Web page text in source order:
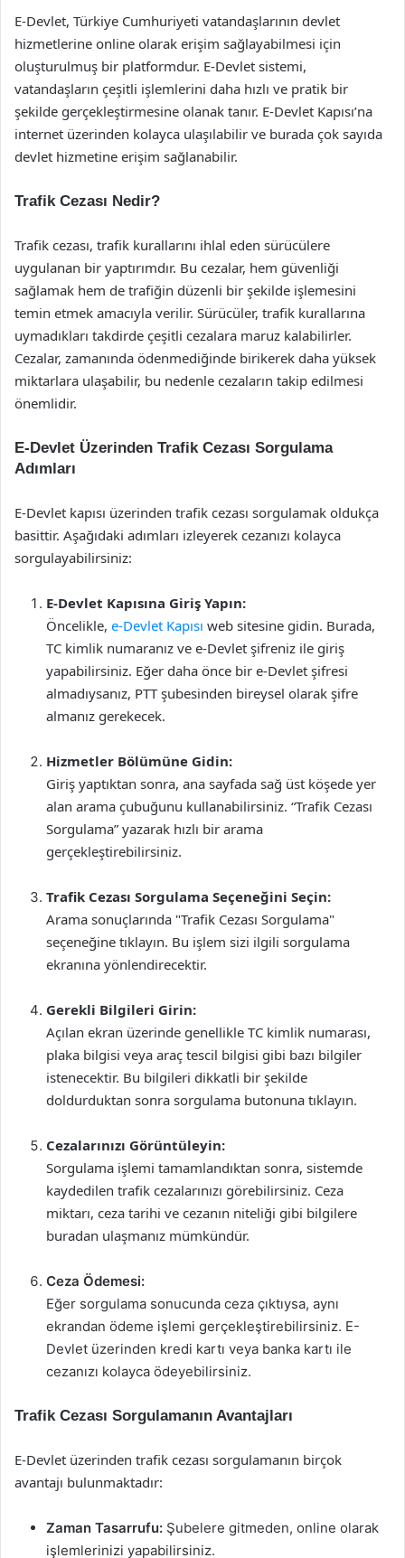
E-Devlet, Türkiye Cumhuriyeti vatandaşlarının devlet
hizmetlerine online olarak erişim sağlayabilmesi için
oluşturulmuş bir platformdur. E-Devlet sistemi,
vatandaşların çeşitli işlemlerini daha hızlı ve pratik bir
şekilde gerçekleştirmesine olanak tanır. E-Devlet Kapısı’na
internet üzerinden kolayca ulaşılabilir ve burada çok sayıda
devlet hizmetine erişim sağlanabilir.
Trafik Cezası Nedir?
Trafik cezası, trafik kurallarını ihlal eden sürücülere
uygulanan bir yaptırımdır. Bu cezalar, hem güvenliği
sağlamak hem de trafiğin düzenli bir şekilde işlemesini
temin etmek amacıyla verilir. Sürücüler, trafik kurallarına
uymadıkları takdirde çeşitli cezalara maruz kalabilirler.
Cezalar, zamanında ödenmediğinde birikerek daha yüksek
miktarlara ulaşabilir, bu nedenle cezaların takip edilmesi
önemlidir.
E-Devlet Üzerinden Trafik Cezası Sorgulama
Adımları
E-Devlet kapısı üzerinden trafik cezası sorgulamak oldukça
basittir. Aşağıdaki adımları izleyerek cezanızı kolayca
sorgulayabilirsiniz:
E-Devlet Kapısına Giriş Yapın:
Öncelikle, e-Devlet Kapısı web sitesine gidin. Burada,
TC kimlik numaranız ve e-Devlet şifreniz ile giriş
yapabilirsiniz. Eğer daha önce bir e-Devlet şifresi
almadıysanız, PTT şubesinden bireysel olarak şifre
almanız gerekecek.
Hizmetler Bölümüne Gidin:
Giriş yaptıktan sonra, ana sayfada sağ üst köşede yer
alan arama çubuğunu kullanabilirsiniz. “Trafik Cezası
Sorgulama” yazarak hızlı bir arama
gerçekleştirebilirsiniz.
Trafik Cezası Sorgulama Seçeneğini Seçin:
Arama sonuçlarında "Trafik Cezası Sorgulama"
seçeneğine tıklayın. Bu işlem sizi ilgili sorgulama
ekranına yönlendirecektir.
Gerekli Bilgileri Girin:
Açılan ekran üzerinde genellikle TC kimlik numarası,
plaka bilgisi veya araç tescil bilgisi gibi bazı bilgiler
istenecektir. Bu bilgileri dikkatli bir şekilde
doldurduktan sonra sorgulama butonuna tıklayın.
Cezalarınızı Görüntüleyin:
Sorgulama işlemi tamamlandıktan sonra, sistemde
kaydedilen trafik cezalarınızı görebilirsiniz. Ceza
miktarı, ceza tarihi ve cezanın niteliği gibi bilgilere
buradan ulaşmanız mümkündür.
Ceza Ödemesi:
Eğer sorgulama sonucunda ceza çıktıysa, aynı
ekrandan ödeme işlemi gerçekleştirebilirsiniz. E-
Devlet üzerinden kredi kartı veya banka kartı ile
cezanızı kolayca ödeyebilirsiniz.
Trafik Cezası Sorgulamanın Avantajları
E-Devlet üzerinden trafik cezası sorgulamanın birçok
avantajı bulunmaktadır:
Zaman Tasarrufu: Şubelere gitmeden, online olarak
işlemlerinizi yapabilirsiniz.